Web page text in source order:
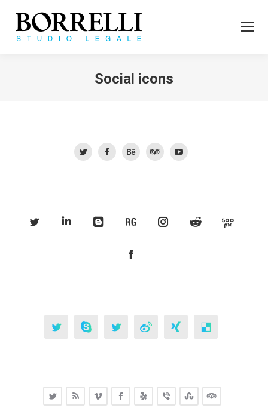
Social icons
TwitterFacebookBehanceTripAdvisor
YouTube
TwitterLinkedinBloggerResearchGate
InstagramReddit500px
Facebook
TwitterSkypeTwitterWeiboXINGDelicious
TwitterRss VimeoFacebook
Yelp ViberStumbleupon
TripAdvisor